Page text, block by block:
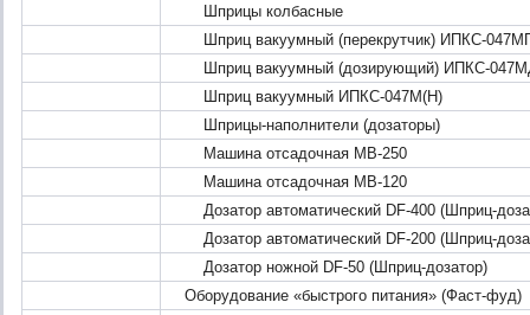
Шприцы колбасные
Шприц вакуумный (перекрутчик) ИПКС-
Шприц вакуумный (дозирующий) ИПКС-
Шприц вакуумный ИПКС-047М(Н)
Шприцы-наполнители (дозаторы)
Машина отсадочная MB-250
Машина отсадочная MB-120
Дозатор автоматический DF-400 (Шприц-
Дозатор автоматический DF-200 (Шприц-
Дозатор ножной DF-50 (Шприц-дозатор)
Оборудование «быстрого питания» (Фаст-фуд)